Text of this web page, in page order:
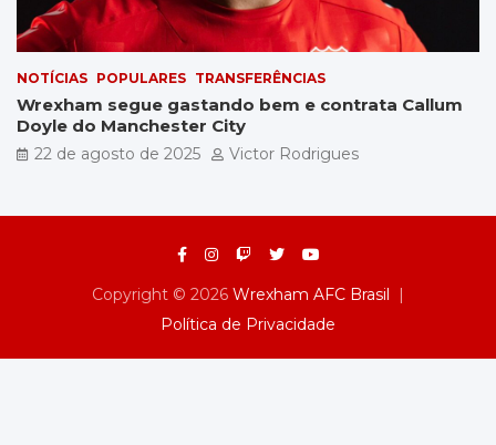
NOTÍCIAS POPULARES TRANSFERÊNCIAS
Wrexham segue gastando bem e contrata Callum
Doyle do Manchester City
22 de agosto de 2025 Victor Rodrigues
Copyright © 2026 Wrexham AFC Brasil
Política de Privacidade